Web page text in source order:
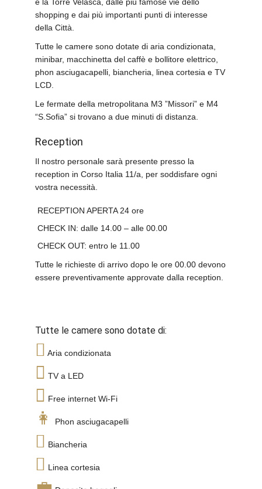
shopping e dai più importanti punti di interesse
della Città.
Tutte le camere sono dotate di aria condizionata,
minibar, macchinetta del caffè e bollitore elettrico,
phon asciugacapelli, biancheria, linea cortesia e TV
LCD.
Le fermate della metropolitana M3 ”Missori” e M4
“S.Sofia” si trovano a due minuti di distanza.
Reception
Il nostro personale sarà presente presso la
reception in Corso Italia 11/a, per soddisfare ogni
vostra necessità.
RECEPTION APERTA 24 ore
CHECK IN: dalle 14.00 – alle 00.00
CHECK OUT: entro le 11.00
Tutte le richieste di arrivo dopo le ore 00.00 devono
essere preventivamente approvate dalla reception.
Tutte le camere sono dotate di:
Aria condizionata
TV a LED
Free internet Wi-Fi
Phon asciugacapelli
Biancheria
Linea cortesia